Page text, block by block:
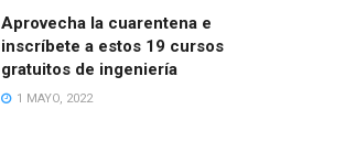
Aprovecha la cuarentena e
inscríbete a estos 19 cursos
gratuitos de ingeniería
1 MAYO, 2022